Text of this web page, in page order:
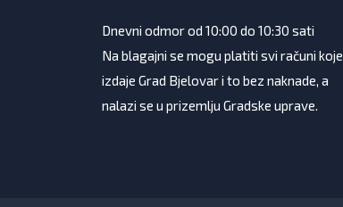
Dnevni odmor od 10:00 do 10:30 sati
Na blagajni se mogu platiti svi računi koje
izdaje Grad Bjelovar i to bez naknade, a
nalazi se u prizemlju Gradske uprave.